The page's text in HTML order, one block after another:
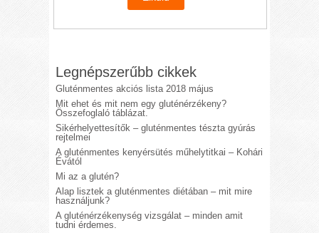
Legnépszerűbb cikkek
Gluténmentes akciós lista 2018 május
Mit ehet és mit nem egy gluténérzékeny?
Összefoglaló táblázat.
Sikérhelyettesítők – gluténmentes tészta gyúrás
rejtelmei
A gluténmentes kenyérsütés műhelytitkai – Kohári
Évától
Mi az a glutén?
Alap lisztek a gluténmentes diétában – mit mire
használjunk?
A gluténérzékenység vizsgálat – minden amit
tudni érdemes.